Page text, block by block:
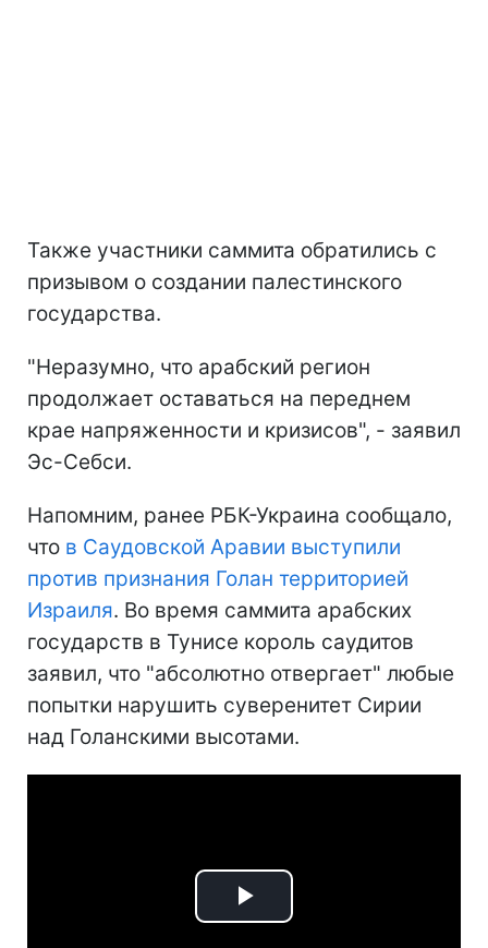
Также участники саммита обратились с
призывом о создании палестинского
государства.
"Неразумно, что арабский регион
продолжает оставаться на переднем
крае напряженности и кризисов", - заявил
Эс-Себси.
Напомним, ранее РБК-Украина сообщало,
что в Саудовской Аравии выступили
против признания Голан территорией
Израиля. Во время саммита арабских
государств в Тунисе король саудитов
заявил, что "абсолютно отвергает" любые
попытки нарушить суверенитет Сирии
над Голанскими высотами.
Play